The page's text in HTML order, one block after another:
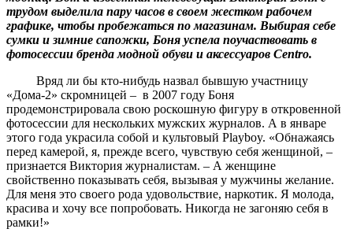
трудом выделила пару часов в своем жестком рабочем
графике, чтобы пробежаться по магазинам. Выбирая себе
сумки и зимние сапожки, Боня успела поучаствовать в
фотосессии бренда модной обуви и аксессуаров Centro.
Вряд ли бы кто-нибудь назвал бывшую участницу
«Дома-2» скромницей – в 2007 году Боня
продемонстрировала свою роскошную фигуру в откровенной
фотосессии для нескольких мужских журналов. А в январе
этого года украсила собой и культовый Playboy. «Обнажаясь
перед камерой, я, прежде всего, чувствую себя женщиной, –
признается Виктория журналистам. – А женщине
свойственно показывать себя, вызывая у мужчины желание.
Для меня это своего рода удовольствие, наркотик. Я молода,
красива и хочу все попробовать. Никогда не загоняю себя в
рамки!»